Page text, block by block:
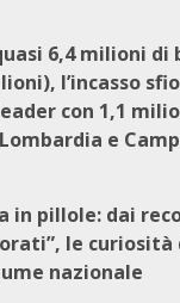
6,4 milioni
l’incasso
con 1,1
e
in pillole: dai
le curiosità
nazionale